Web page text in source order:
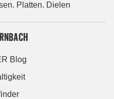
Platten. Dielen
Blog